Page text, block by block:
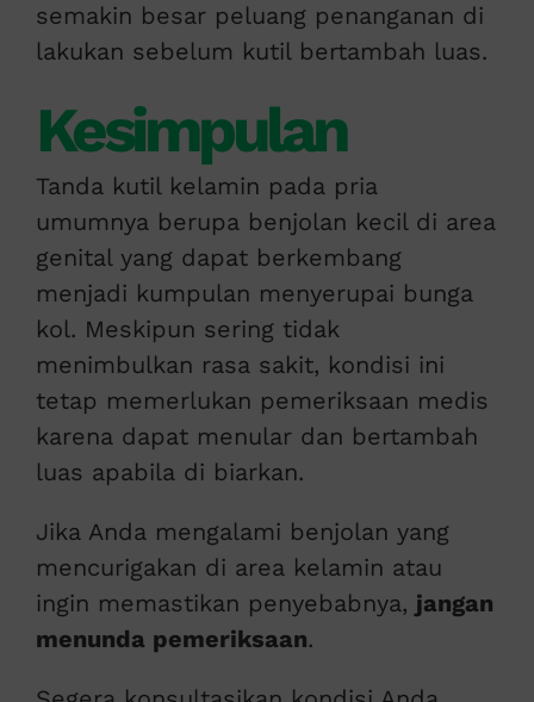
semakin besar peluang penanganan di
lakukan sebelum kutil bertambah luas.
Kesimpulan
Tanda kutil kelamin pada pria
umumnya berupa benjolan kecil di area
genital yang dapat berkembang
menjadi kumpulan menyerupai bunga
kol. Meskipun sering tidak
menimbulkan rasa sakit, kondisi ini
tetap memerlukan pemeriksaan medis
karena dapat menular dan bertambah
luas apabila di biarkan.
Jika Anda mengalami benjolan yang
mencurigakan di area kelamin atau
ingin memastikan penyebabnya, jangan
menunda pemeriksaan.